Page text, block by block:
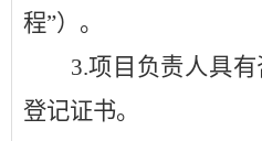
程”）。
3.项目负责人具有
登记证书。